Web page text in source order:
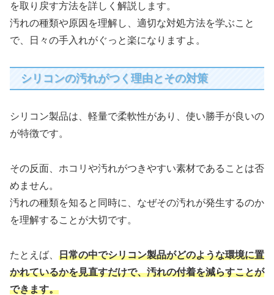
を取り戻す方法を詳しく解説します。
汚れの種類や原因を理解し、適切な対処方法を学ぶこと
で、日々の手入れがぐっと楽になりますよ。
シリコンの汚れがつく理由とその対策
シリコン製品は、軽量で柔軟性があり、使い勝手が良いの
が特徴です。
その反面、ホコリや汚れがつきやすい素材であることは否
めません。
汚れの種類を知ると同時に、なぜその汚れが発生するのか
を理解することが大切です。
たとえば、 日常の中でシリコン製品がどのような環境に置
かれているかを見直すだけで、汚れの付着を減らすことが
できます。